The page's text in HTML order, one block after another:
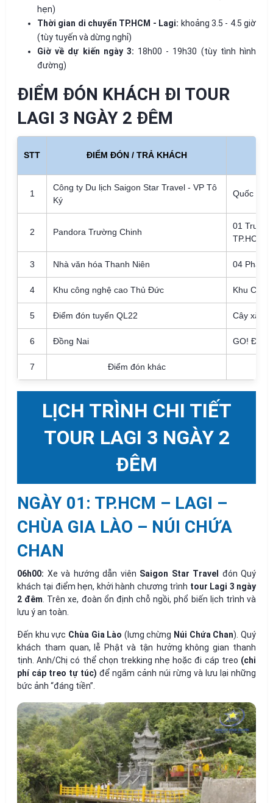
hẹn)
Thời gian di chuyển TP.HCM - Lagi: khoảng 3.5 - 4.5 giờ
(tùy tuyến và dừng nghỉ)
Giờ về dự kiến ngày 3: 18h00 - 19h30 (tùy tình hình
đường)
ĐIỂM ĐÓN KHÁCH ĐI TOUR
LAGI 3 NGÀY 2 ĐÊM
STT ĐIỂM ĐÓN / TRẢ KHÁCH
1
Công ty Du lịch Saigon Star Travel - VP Tô
Ký
Quốc lộ
2 Pandora Trường Chinh
01
TP.HCM
3 Nhà văn hóa Thanh Niên 04 Phạm
4 Khu công nghệ cao Thủ Đức Khu CNC
5 Điểm đón tuyến QL22 Cây xăng
6 Đồng Nai GO! Đồng
7 Điểm đón khác
LỊCH TRÌNH CHI TIẾT
TOUR LAGI 3 NGÀY 2
ĐÊM
NGÀY 01: TP.HCM – LAGI –
CHÙA GIA LÀO – NÚI CHỨA
CHAN
06h00: Xe và hướng dẫn viên Saigon Star Travel
đón Quý
khách tại điểm hẹn, khởi hành chương trình tour Lagi 3 ngày
2 đêm . Trên xe, đoàn ổn định chỗ ngồi, phổ biến lịch trình và
lưu ý an toàn.
Đến khu vực Chùa Gia Lào (lưng chừng Núi Chứa Chan). Quý
khách tham quan, lễ Phật và tận hưởng không gian thanh
tịnh. Anh/Chị có thể chọn trekking nhẹ hoặc đi cáp treo (chi
phí cáp treo tự túc) để ngắm cảnh núi rừng và lưu lại những
bức ảnh “đáng tiền”.